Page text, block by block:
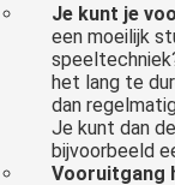
Je kunt je
een moeilijk
het lang te
dan
Je kunt dan
bijvoorbeeld
Vooruitgang